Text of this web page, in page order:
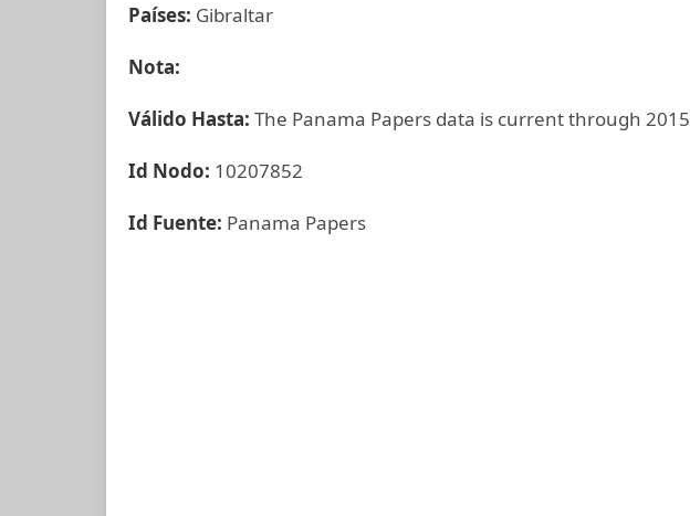
Países: Gibraltar
Nota:
Válido Hasta: The Panama Papers data is current through 2015
Id Nodo: 10207852
Id Fuente: Panama Papers